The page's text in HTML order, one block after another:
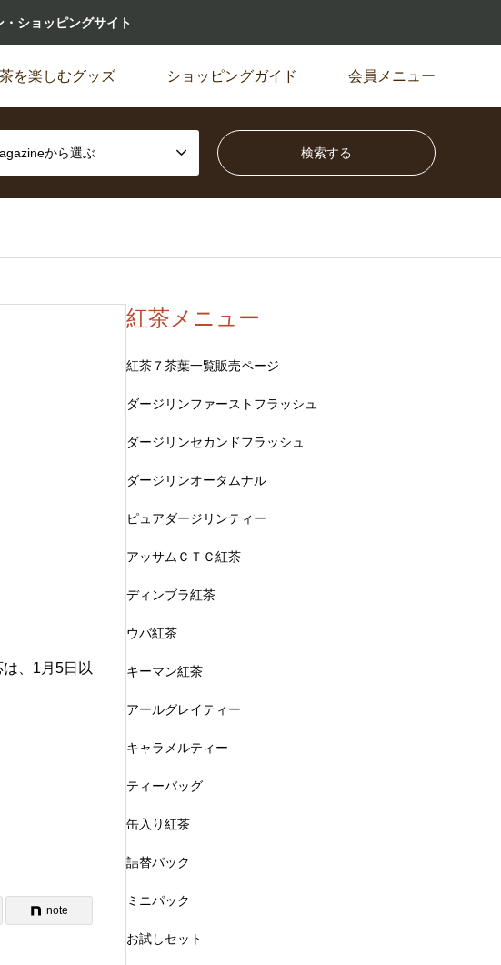
ショッピングサイト
を楽しむグッズ ショッピングガイド 会員メニュー
から選ぶ
、1月5日以
note
紅茶メニュー
紅茶７茶葉一覧販売ページ
ダージリンファーストフラッシュ
ダージリンセカンドフラッシュ
ダージリンオータムナル
ピュアダージリンティー
アッサムＣＴＣ紅茶
ディンブラ紅茶
ウバ紅茶
キーマン紅茶
アールグレイティー
キャラメルティー
ティーバッグ
缶入り紅茶
詰替パック
ミニパック
お試しセット